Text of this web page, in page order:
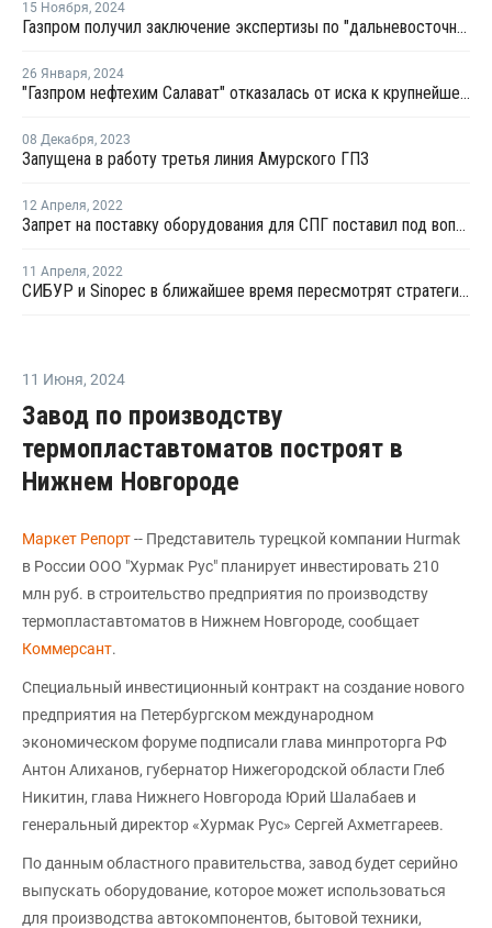
15 Ноября, 2024
Газпром получил заключение экспертизы по "дальневосточному" маршруту до КНР
26 Января, 2024
"Газпром нефтехим Салават" отказалась от иска к крупнейшему нефтетрейдеру мира
08 Декабря, 2023
Запущена в работу третья линия Амурского ГПЗ
12 Апреля, 2022
Запрет на поставку оборудования для СПГ поставил под вопрос реализацию ряда проектов Газпрома и НОВАТЭКа
11 Апреля, 2022
СИБУР и Sinopec в ближайшее время пересмотрят стратегию проекта Амурского ГХК
11 Июня, 2024
Завод по производству
термопластавтоматов построят в
Нижнем Новгороде
Маркет Репорт-- Представитель турецкой компании Hurmak
в России ООО "Хурмак Рус" планирует инвестировать 210
млн руб. в строительство предприятия по производству
термопластавтоматов в Нижнем Новгороде, сообщает
Коммерсант.
Специальный инвестиционный контракт на создание нового
предприятия на Петербургском международном
экономическом форуме подписали глава минпроторга РФ
Антон Алиханов, губернатор Нижегородской области Глеб
Никитин, глава Нижнего Новгорода Юрий Шалабаев и
генеральный директор «Хурмак Рус» Сергей Ахметгареев.
По данным областного правительства, завод будет серийно
выпускать оборудование, которое может использоваться
для производства автокомпонентов, бытовой техники,